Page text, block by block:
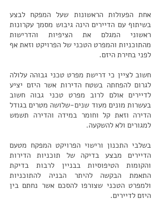
אחת הפעולות הראשונות שעל המפקח לבצע
בשיתוף עם הדיירים הינה גיבוש מסמך עקרונות
ראשוני המגלם את הציפיות והדרישות
מהתוכניות והמפרט הטכני של הפרויקט וזאת אף
לפני בחירת היזם.
חשוב לציין כי דרישת מפרט טכני גבוהה עלולה
לגרום להפחתה בשטח הדירות אשר היזם יציע
לדיירים אולם לרוב מפרט טכני גבוה חשוב
בעשרות מונים מעוד שנים-שלושה מטרים בגודל
הדירה וזאת קל וחומר במידה והדירה תשמש
למגורים ולא להשקעה.
בשלבי התכנון ורישוי הפרויקט המפקח מטעם
הדיירים מבצע בדיקה של תוכניות הדירות
והקומות הטיפוסיות בבניין לרבות בדיקת
התאמת הבקשה להיתר הבניה להתוכניות
ולמפרט הטכני שצורפו להסכם אשר נחתם בין
היזם לדיירים.